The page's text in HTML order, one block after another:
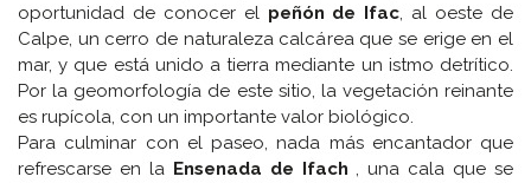
oportunidad de conocer el peñón de Ifac, al oeste de
Calpe, un cerro de naturaleza calcárea que se erige en el
mar, y que está unido a tierra mediante un istmo detrítico.
Por la geomorfología de este sitio, la vegetación reinante
es rupícola, con un importante valor biológico.
Para culminar con el paseo, nada más encantador que
refrescarse en la Ensenada de Ifach , una cala que se